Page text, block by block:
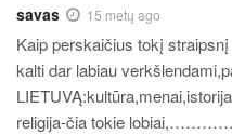
savas 15 metų ago
Kaip perskaičius tokį
kalti dar labiau
religija-čia tokie lobiai,…………